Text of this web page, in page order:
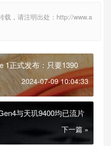
载，请注明出处：http://www.a
1正式发布：只要1390
2024-07-09 10:04:33
与天玑9400均已流片
下一篇 »